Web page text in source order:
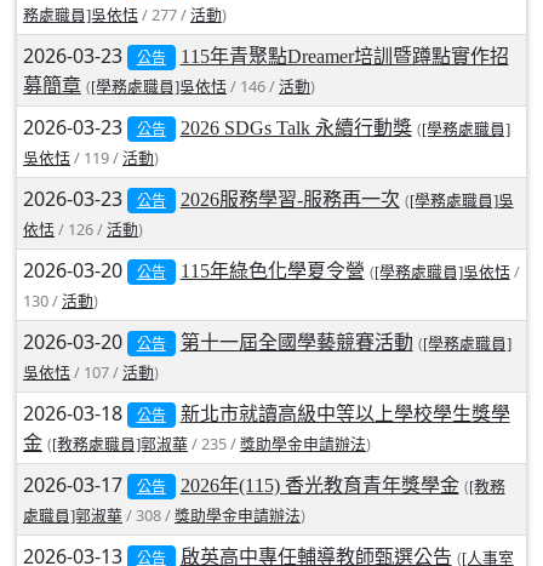
餐飲管理科桃園第一、資料處理科
北台灣私校第一
啟英高中-汽車科榮耀桃園
啟英高中-時尚科桃園第一
務處職員]吳依恬 / 277 / 活動)
2026-03-23 公告
115年青聚點Dreamer培訓暨蹲點實作招
募簡章 ([學務處職員]吳依恬 / 146 / 活動)
2026-03-23 公告 2026 SDGs Talk 永續行動獎 ([學務處職員]
吳依恬 / 119 / 活動)
2026-03-23 公告 2026服務學習-服務再一次 ([學務處職員]吳
依恬 / 126 / 活動)
2026-03-20 公告 115年綠色化學夏令營 ([學務處職員]吳依恬/
130 / 活動)
2026-03-20 公告 第十一屆全國學藝競賽活動 ([學務處職員]
吳依恬 / 107 / 活動)
2026-03-18 公告
新北市就讀高級中等以上學校學生獎學
金 ([教務處職員]郭淑華 / 235 / 獎助學金申請辦法)
2026-03-17 公告 2026年(115) 香光教育青年獎學金 ([教務
處職員]郭淑華 / 308 / 獎助學金申請辦法)
2026-03-13 公告 啟英高中專任輔導教師甄選公告 ([人事室